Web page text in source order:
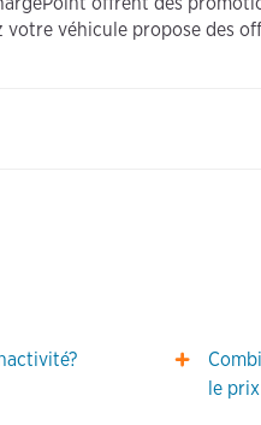
votre véhicule propose des
le